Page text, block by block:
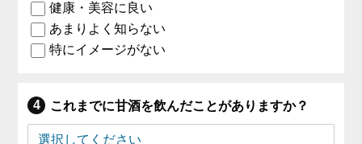
健康・美容に良い
あまりよく知らない
特にイメージがない
これまでに甘酒を飲んだことがありますか？